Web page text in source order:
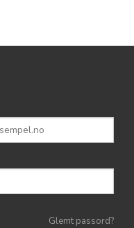
Glemt passord?